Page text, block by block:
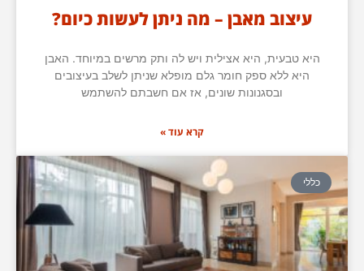
עיצוב מאבן – מה ניתן לעשות כיום?
היא טבעית, היא אצילית ויש לה ותק מרשים במיוחד. האבן
היא ללא ספק חומר גלם מופלא שניתן לשלב בעיצובים
ובסגנונות שונים, אז אם חשבתם להשתמש
קרא עוד »
כללי